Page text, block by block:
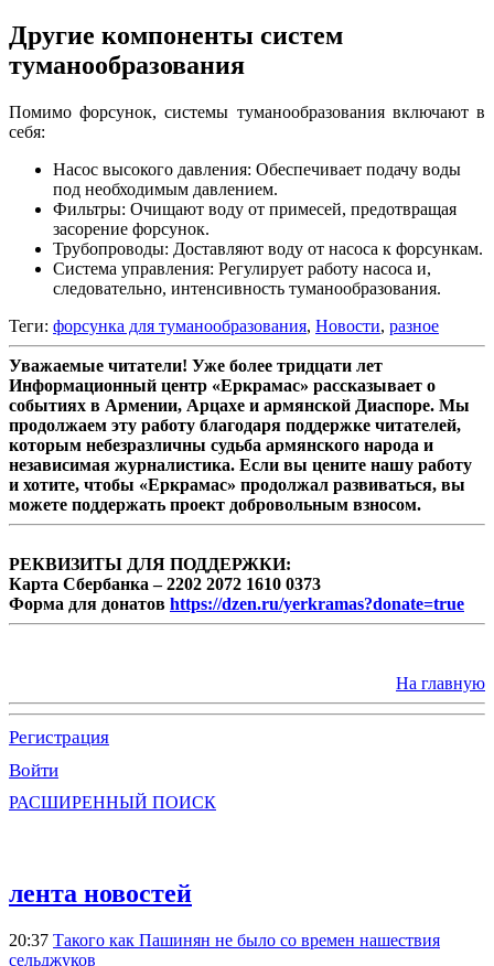
Другие компоненты систем
туманообразования
Помимо форсунок, системы туманообразования включают в
себя:
Насос высокого давления: Обеспечивает подачу воды
под необходимым давлением.
Фильтры: Очищают воду от примесей, предотвращая
засорение форсунок.
Трубопроводы: Доставляют воду от насоса к форсункам.
Система управления: Регулирует работу насоса и,
следовательно, интенсивность туманообразования.
Теги: форсунка для туманообразования, Новости, разное
Уважаемые читатели! Уже более тридцати лет
Информационный центр «Еркрамас» рассказывает о
событиях в Армении, Арцахе и армянской Диаспоре. Мы
продолжаем эту работу благодаря поддержке читателей,
которым небезразличны судьба армянского народа и
независимая журналистика. Если вы цените нашу работу
и хотите, чтобы «Еркрамас» продолжал развиваться, вы
можете поддержать проект добровольным взносом.
РЕКВИЗИТЫ ДЛЯ ПОДДЕРЖКИ:
Карта Сбербанка – 2202 2072 1610 0373
Форма для донатов https://dzen.ru/yerkramas?donate=true
На главную
Регистрация
Войти
РАСШИРЕННЫЙ ПОИСК
лента новостей
20:37 Такого как Пашинян не было со времен нашествия
сельджуков